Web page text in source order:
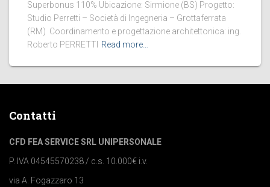
Superbonus 110% Ubicazione: Sirmione (BS) Progetto:
Studio Perretti – Società di Ingegneria – Grottaferrata
(RM) Coordinamento e progettazione architettonica: ing.
Roberto PERRETTI Read more…
Contatti
CFD FEA SERVICE SRL UNIPERSONALE
P. IVA 04545570238 / c.s. 10.000€ i.v.
via A. Fogazzaro 13